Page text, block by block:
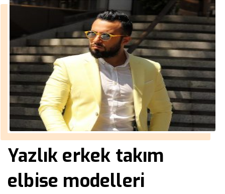
Yazlık erkek takım
elbise modelleri